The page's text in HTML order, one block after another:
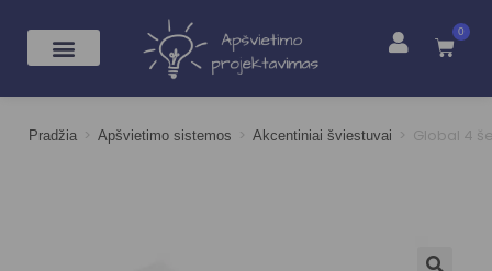
0
Pradžia > Apšvietimo sistemos > Akcentiniai šviestuvai > Global 4